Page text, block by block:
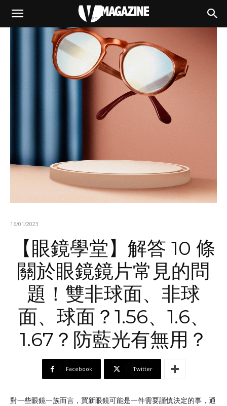
16/01/2023
【眼鏡學堂】解答 10 條
關於眼鏡鏡片常見的問
題！雙非球面、非球
面、球面？1.56、1.6、
1.67？防藍光有無用？
Facebook Twitter
對一些眼鏡一族而言，買新眼鏡可能是一件需要謹慎決定的事，通